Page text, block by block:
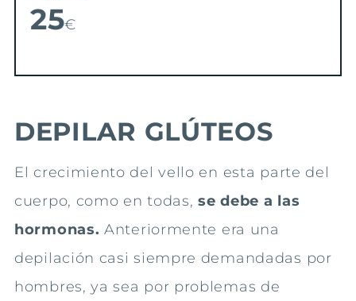
25€
DEPILAR GLÚTEOS
El crecimiento del vello en esta parte del
cuerpo, como en todas,se debe a las
hormonas. Anteriormente era una
depilación casi siempre demandadas por
hombres, ya sea por problemas de